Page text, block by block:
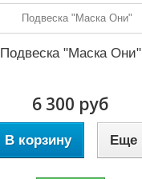
Подвеска "Маска Они"
6 300 руб
В корзину Еще